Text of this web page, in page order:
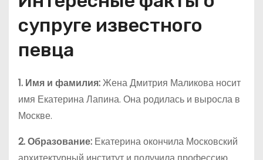
супруге известного
певца
1. Имя и фамилия:Жена Дмитрия Маликова носит
имя Екатерина Лапина. Она родилась и выросла в
Москве.
2. Образование: Екатерина окончила Московский